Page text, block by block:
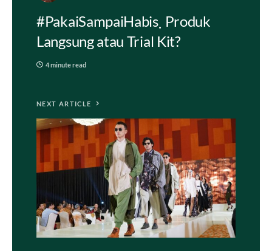
#PakaiSampaiHabis Produk
Langsung atau Trial Kit?
4 minute read
NEXT ARTICLE